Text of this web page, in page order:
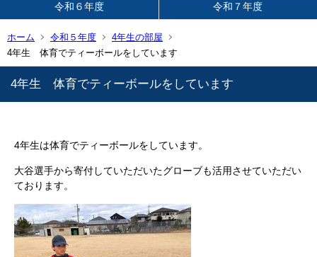
令和６年度 令和７年度
ホーム 令和５年度
4年生の部屋
4年生 体育でティーボールをしています
4年生 体育でティーボールをしています
4年生は体育でティーボールをしています。
大谷選手から寄付していただいたグローブも活用させていただい
ております。